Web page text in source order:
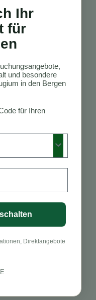
Ihr
für
und besondere
in den Bergen
für Ihren
Direktangebote